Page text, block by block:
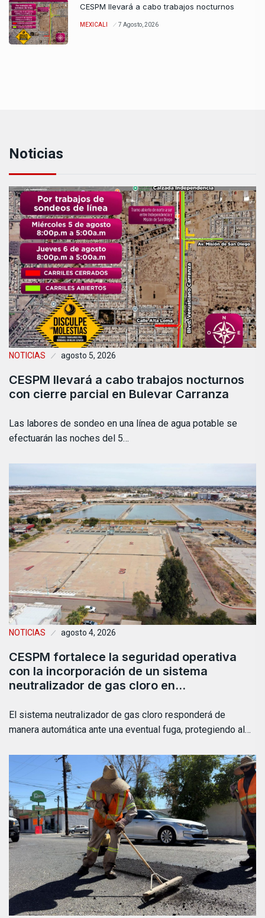
CESPM llevará a cabo trabajos nocturnos
MEXICALI 7 Agosto, 2026
Noticias
NOTICIAS agosto 5, 2026
CESPM llevará a cabo trabajos nocturnos
con cierre parcial en Bulevar Carranza
Las labores de sondeo en una línea de agua potable se
efectuarán las noches del 5…
NOTICIAS agosto 4, 2026
CESPM fortalece la seguridad operativa
con la incorporación de un sistema
neutralizador de gas cloro en…
El sistema neutralizador de gas cloro responderá de
manera automática ante una eventual fuga, protegiendo al…